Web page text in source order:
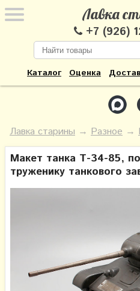
Лавка
+7 (926)
Каталог Оценка
Лавка старины → Разное →
Макет танка Т-34-85,
труженику танкового